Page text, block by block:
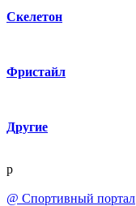
Скелетон
Фристайл
Другие
p
@ Спортивный портал